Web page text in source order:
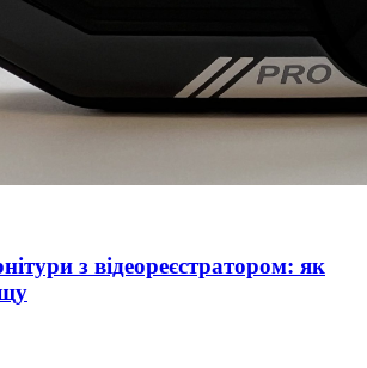
з відеореєстратором: як